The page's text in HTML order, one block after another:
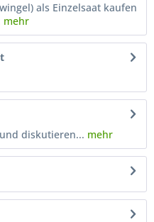
als Einzelsaat kaufen
mehr
diskutieren... mehr